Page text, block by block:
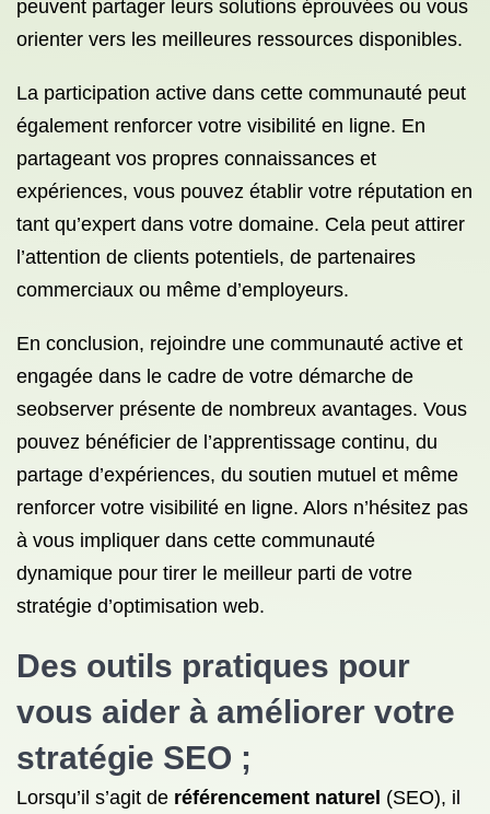
peuvent partager leurs solutions éprouvées ou vous
orienter vers les meilleures ressources disponibles.
La participation active dans cette communauté peut
également renforcer votre visibilité en ligne. En
partageant vos propres connaissances et
expériences, vous pouvez établir votre réputation en
tant qu’expert dans votre domaine. Cela peut attirer
l’attention de clients potentiels, de partenaires
commerciaux ou même d’employeurs.
En conclusion, rejoindre une communauté active et
engagée dans le cadre de votre démarche de
seobserver présente de nombreux avantages. Vous
pouvez bénéficier de l’apprentissage continu, du
partage d’expériences, du soutien mutuel et même
renforcer votre visibilité en ligne. Alors n’hésitez pas
à vous impliquer dans cette communauté
dynamique pour tirer le meilleur parti de votre
stratégie d’optimisation web.
Des outils pratiques pour
vous aider à améliorer votre
stratégie SEO ;
Lorsqu’il s’agit de référencement naturel (SEO), il